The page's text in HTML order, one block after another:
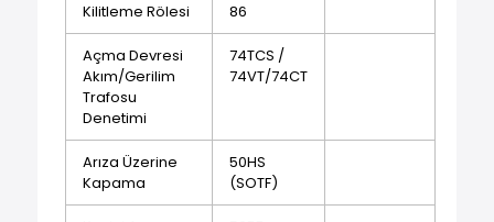
Kilitleme Rölesi 86
Açma Devresi
Akım/Gerilim
Trafosu
Denetimi
74TCS /
74VT/74CT
Arıza Üzerine
Kapama
50HS
(SOTF)